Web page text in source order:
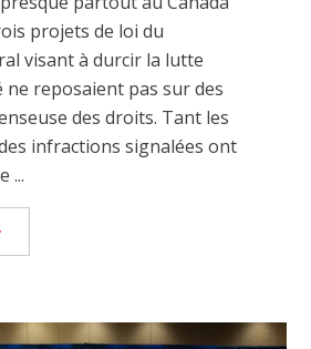
projets de loi du
visant à durcir la lutte
reposaient pas sur des
des droits. Tant les
infractions signalées ont
...